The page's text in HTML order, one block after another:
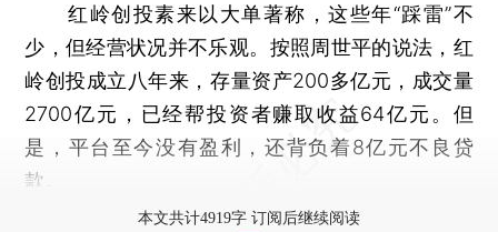
红岭创投素来以大单著称，这些年“踩雷”不
少，但经营状况并不乐观。按照周世平的说法，红
岭创投成立八年来，存量资产200多亿元，成交量
2700亿元，已经帮投资者赚取收益64亿元。但
是，平台至今没有盈利，还背负着8亿元不良贷
款。
本文共计4919字 订阅后继续阅读